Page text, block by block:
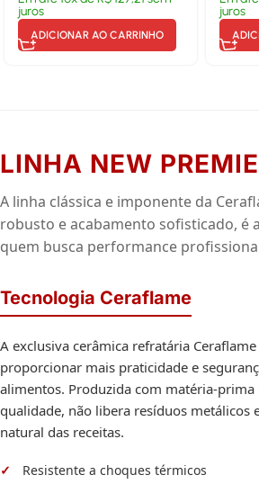
juros
ADICIONAR AO CARRINHO
juros
LINHA NEW
A linha clássica e imponente da
robusto e acabamento sofisticado, é
quem busca performance
Tecnologia Ceraflame
A exclusiva cerâmica refratária
proporcionar mais praticidade e
alimentos. Produzida com matéria-prima
qualidade, não libera resíduos metálicos
natural das receitas.
Resistente a choques térmicos